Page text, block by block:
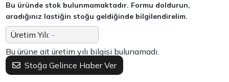
Bu üründe stok bulunmamaktadır. Formu doldurun,
aradığınız lastiğin stoğu geldiğinde bilgilendirelim.
Üretim Yılı: -
Bu ürüne ait üretim yılı bilgisi bulunamadı.
Stoğa Gelince Haber Ver